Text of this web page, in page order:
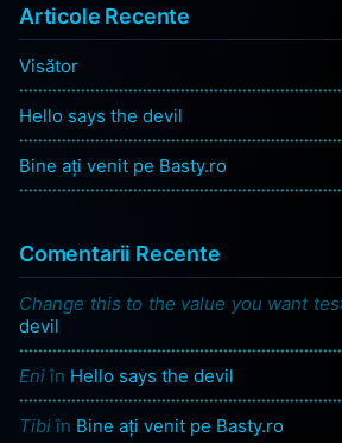
Articole Recente
Visător
Hello says the devil
Bine ați venit pe Basty.ro
Comentarii Recente
Change this to the value you want
devil
Eni în Hello says the devil
Tibiîn Bine ați venit pe Basty.ro